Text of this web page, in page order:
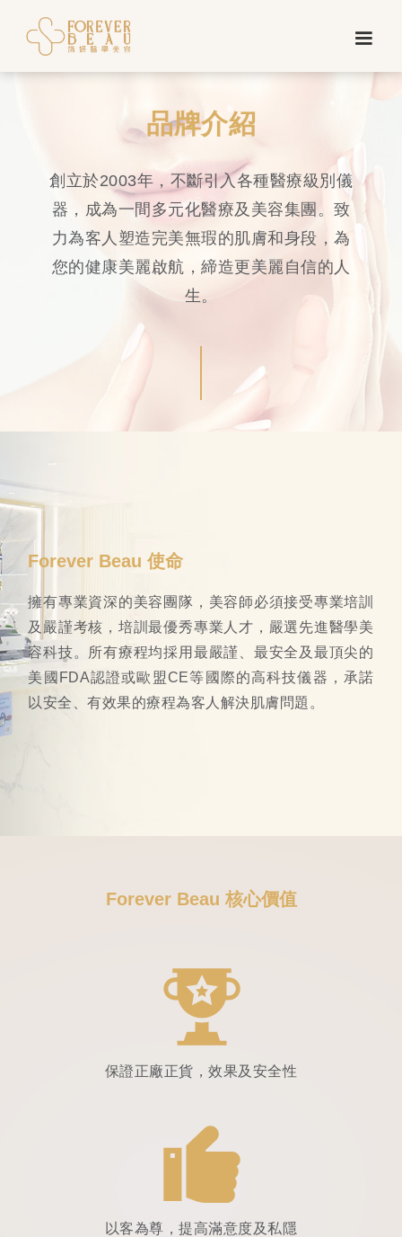
品牌介紹
創立於2003年，不斷引入各種醫療級別儀
器，成為一間多元化醫療及美容集團。致
力為客人塑造完美無瑕的肌膚和身段，為
您的健康美麗啟航，締造更美麗自信的人
生。
Forever Beau 使命
擁有專業資深的美容團隊，美容師必須接受專業培訓
及嚴謹考核，培訓最優秀專業人才，嚴選先進醫學美
容科技。所有療程均採用最嚴謹、最安全及最頂尖的
美國FDA認證或歐盟CE等國際的高科技儀器，承諾
以安全、有效果的療程為客人解決肌膚問題。
Forever Beau 核心價值
保證正廠正貨，效果及安全性
以客為尊，提高滿意度及私隱